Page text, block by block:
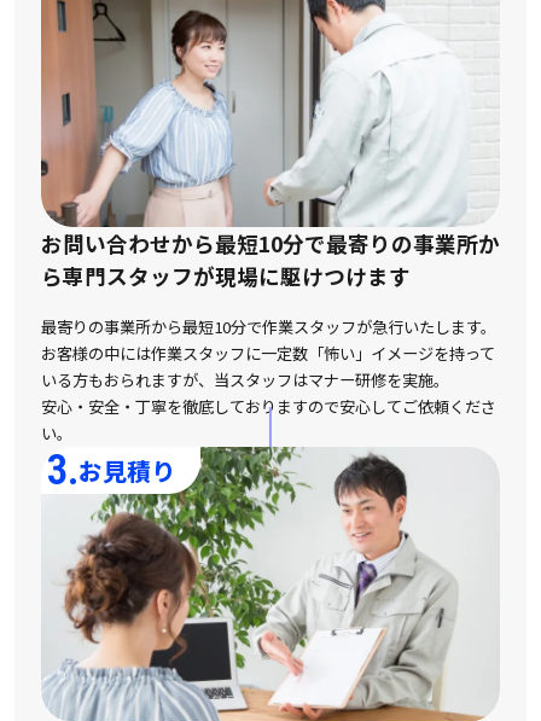
お問い合わせから最短10分で最寄りの事業所か
ら専門スタッフが現場に駆けつけます
最寄りの事業所から最短10分で作業スタッフが急行いたします。
お客様の中には作業スタッフに一定数「怖い」イメージを持って
いる方もおられますが、 当スタッフはマナー研修を実施。
安心・安全・丁寧を徹底しておりますので安心してご依頼くださ
い。
3.お見積り